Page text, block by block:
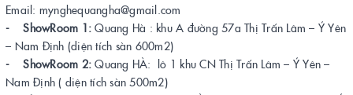
Email: mynghequangha@gmail.com
- ShowRoom 1: Quang Hà : khu A đường 57a Thị Trấn Lâm – Ý Yên
– Nam Định (diện tích sàn 600m2)
- ShowRoom 2: Quang HÀ: lô 1 khu CN Thị Trấn Lâm – Ý Yên –
Nam Định ( diện tích sàn 500m2)